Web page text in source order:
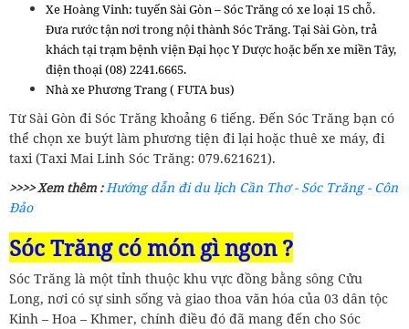
Xe Hoàng Vinh: tuyến Sài Gòn – Sóc Trăng có xe loại 15 chỗ.
Đưa rước tận nơi trong nội thành Sóc Trăng. Tại Sài Gòn, trả
khách tại trạm bệnh viện Đại học Y Dược hoặc bến xe miền Tây,
điện thoại (08) 2241.6665.
Nhà xe Phương Trang ( FUTA bus)
Từ Sài Gòn đi Sóc Trăng khoảng 6 tiếng. Đến Sóc Trăng bạn có
thể chọn xe buýt làm phương tiện đi lại hoặc thuê xe máy, đi
taxi (Taxi Mai Linh Sóc Trăng: 079.621621).
>>>> Xem thêm :Hướng dẫn đi du lịch Cần Thơ - Sóc Trăng - Côn
Đảo
Sóc Trăng có món gì ngon ?
Sóc Trăng là một tỉnh thuộc khu vực đồng bằng sông Cửu
Long, nơi có sự sinh sống và giao thoa văn hóa của 03 dân tộc
Kinh – Hoa – Khmer, chính điều đó đã mang đến cho Sóc